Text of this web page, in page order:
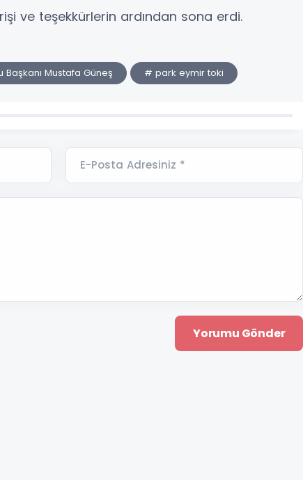
ve teşekkürlerin ardından sona erdi.
Başkanı Mustafa Güneş # park eymir toki
E-Posta Adresiniz *